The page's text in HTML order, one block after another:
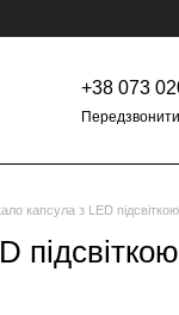
+38 073
капсула з LED